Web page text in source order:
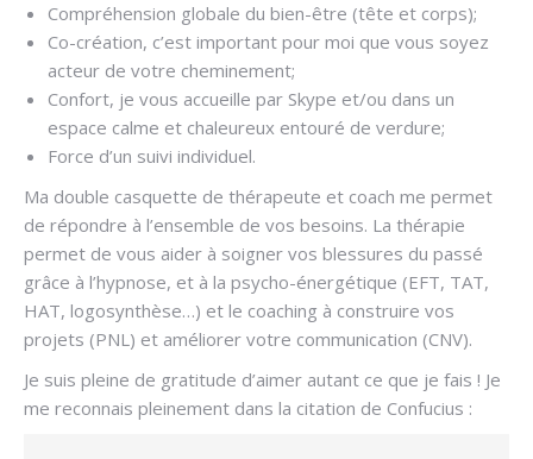
Compréhension globale du bien-être (tête et corps);
Co-création, c’est important pour moi que vous soyez
acteur de votre cheminement;
Confort, je vous accueille par Skype et/ou dans un
espace calme et chaleureux entouré de verdure;
Force d’un suivi individuel.
Ma double casquette de thérapeute et coach me permet
de répondre à l’ensemble de vos besoins. La thérapie
permet de vous aider à soigner vos blessures du passé
grâce à l’hypnose, et à la psycho-énergétique (EFT, TAT,
HAT, logosynthèse…) et le coaching à construire vos
projets (PNL) et améliorer votre communication (CNV).
Je suis pleine de gratitude d’aimer autant ce que je fais ! Je
me reconnais pleinement dans la citation de Confucius :